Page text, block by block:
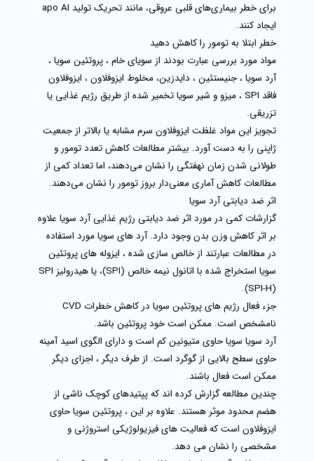
برای خطر بیماری‌های قلبی عروقی، مانند تحریک تولید apo AI
ایجاد کنند.
خطر ابتلا به تومور را کاهش دهید
مواد مورد بررسی عبارت بودند از سویای خام ، پروتئین سویا ،
آرد سویا ، جنیستئین ، دایدزین، مخلوط ایزوفلاون ، ایزوفلاون
فاقد SPI ، میزو و شیر سویا تخمیر شده از طریق رژیم غذایی یا
تزریقی.
تجویز این مواد غلظت ایزوفلاون سرم مشابه یا بالاتر از جمعیت
ژاپنی را به دست آورد. بیشتر مطالعات کاهش تعدد تومور و
طولانی شدن زمان نهفتگی را نشان می‌دهند، اما تعداد کمی از
مطالعات کاهش آماری معنی‌دار بروز تومور را نشان می‌دهند.
اثر ضد دیابتی آرد سویا
گزارشات کمی در مورد اثر ضد دیابتی رژیم غذایی آرد سویا علاوه
بر اثر کاهش وزن بدن وجود دارد. آرد های سویا مورد استفاده
در مطالعات عبارتند از خالص‌ سازی‌ شده ، ایزوله‌ های پروتئین
سویا استخراج‌ شده با اتانول نیمه خالص (SPI)، یا هیدرولیز SPI
(SPI-H).
جزء فعال رژیم های پروتئین سویا در کاهش خطرات CVD
نامشخص است. ممکن است خود پروتئین باشد.
آرد سویا سویا حاوی متیونین کم است و دارای الگوی اسید آمینه
حاوی سطح بالایی از گوگرد است. از طرف دیگر ، اجزای دیگر
ممکن است فعال باشند.
چندین مطالعه گزارش کرده اند که پپتیدهای کوچک ناشی از
هضم محدود موثر هستند. علاوه بر این ، پروتئین سویا حاوی
ایزوفلاون است که فعالیت های فیزیولوژیکی استروژنی و
مشخصی را نشان می دهد.